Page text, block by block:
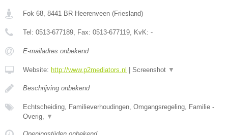
Fok 68 8441 BR Heerenveen (Friesland)
Tel: 0513-677189 , Fax: 0513-677119 , KvK: -
E-mailadres onbekend
Website: http://www.p2mediators.nl | Screenshot ▼
Beschrijving onbekend
Echtscheiding, Familieverhoudingen, Omgangsregeling, Familie -
Overig,
▼
Openingstijden onbekend